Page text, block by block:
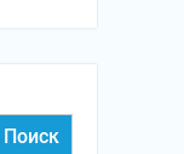
Поиск